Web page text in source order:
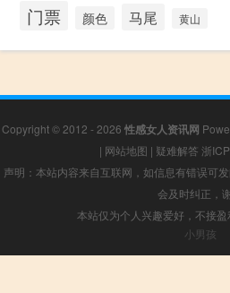
门票 颜色 马尾 黄山
Copyright © 2012 - 2026 性感女人资讯网
| 网站地图 | 疑难解答 浙
声明：本站内容来自互联网，如信息有错误可
会及时纠正，
本站仅为个人兴趣爱好，不接
小男孩